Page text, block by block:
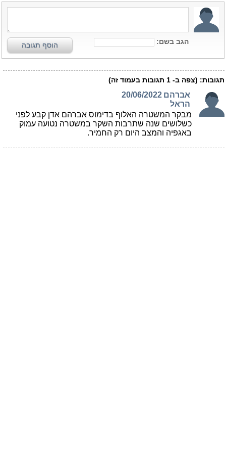
הגב בשם: הוסף תגובה
תגובות: (צפה ב- 1 תגובות בעמוד זה)
אברהם
הראל
20/06/2022
מבקר המשטרה האלוף בדימוס אברהם אדן קבע לפני
כשלושים שנה שתרבות השקר במשטרה נטועה עמוק
באגפיה והמצב היום רק החמיר.